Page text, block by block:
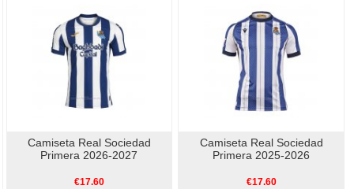
Camiseta Real Sociedad
Primera 2026-2027
€17.60
Camiseta Real Sociedad
Primera 2025-2026
€17.60